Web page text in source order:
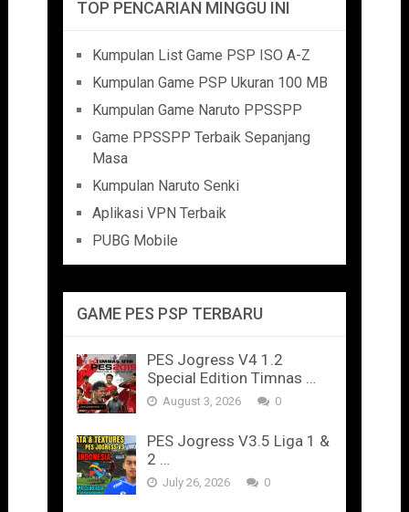
TOP PENCARIAN MINGGU INI
Kumpulan List Game PSP ISO A-Z
Kumpulan Game PSP Ukuran 100 MB
Kumpulan Game Naruto PPSSPP
Game PPSSPP Terbaik Sepanjang
Masa
Kumpulan Naruto Senki
Aplikasi VPN Terbaik
PUBG Mobile
GAME PES PSP TERBARU
PES Jogress V4 1.2
Special Edition Timnas …
August 3, 2026 0
PES Jogress V3.5 Liga 1 &
2 …
July 26, 2026 0